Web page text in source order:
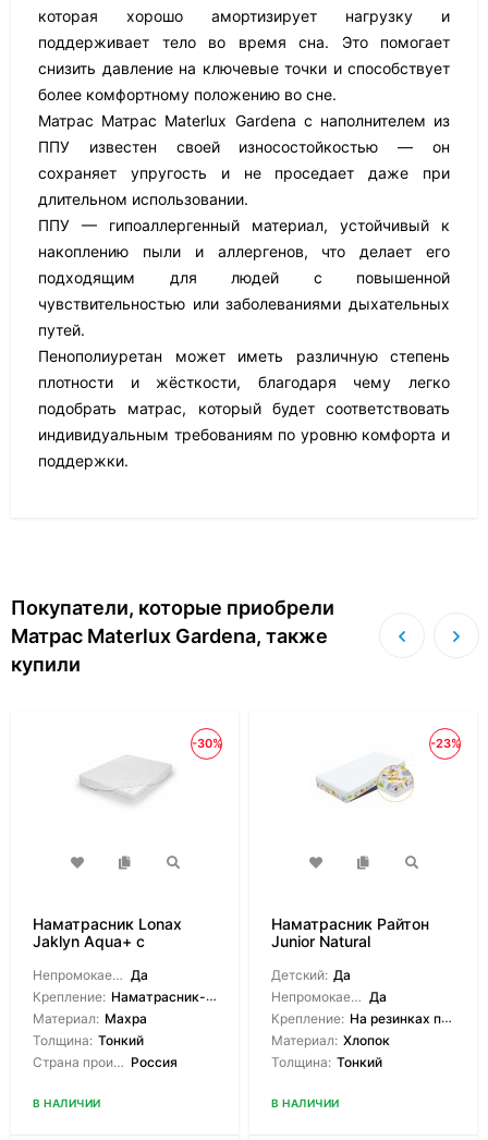
которая хорошо амортизирует нагрузку и
поддерживает тело во время сна. Это помогает
снизить давление на ключевые точки и способствует
более комфортному положению во сне.
Матрас Матрас Materlux Gardena с наполнителем из
ППУ известен своей износостойкостью — он
сохраняет упругость и не проседает даже при
длительном использовании.
ППУ — гипоаллергенный материал, устойчивый к
накоплению пыли и аллергенов, что делает его
подходящим для людей с повышенной
чувствительностью или заболеваниями дыхательных
путей.
Пенополиуретан может иметь различную степень
плотности и жёсткости, благодаря чему легко
подобрать матрас, который будет соответствовать
индивидуальным требованиям по уровню комфорта и
поддержки.
Покупатели, которые приобрели
Матрас Materlux Gardena, также
купили
-30%
Наматрасник Lonax
Jaklyn Aqua+ с
Непромокаемый: Да
Крепление: Наматрасник-чехол
Материал: Махра
Толщина: Тонкий
Страна производитель: Россия
В НАЛИЧИИ
-23%
Наматрасник Райтон
Junior Natural
Детский: Да
Непромокаемый: Да
Крепление: На резинках по углам
Материал: Хлопок
Толщина: Тонкий
В НАЛИЧИИ